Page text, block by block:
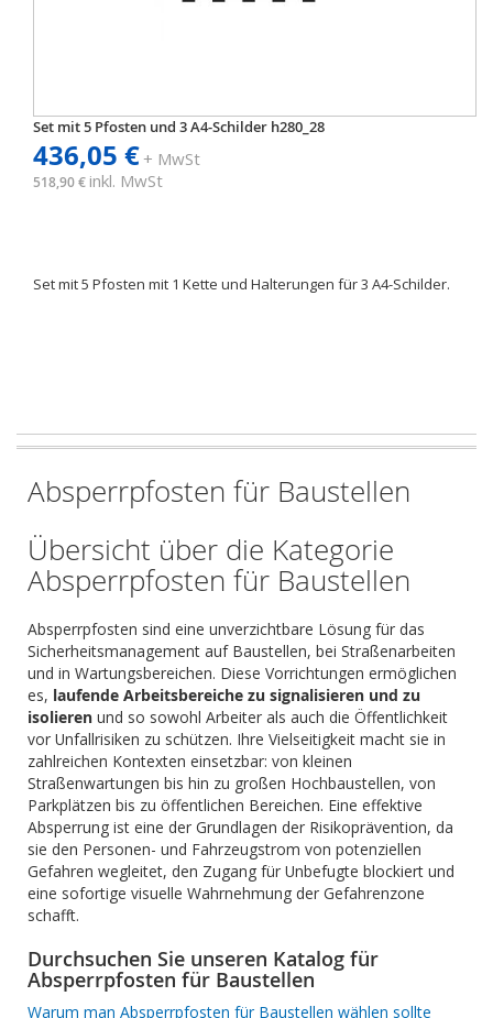
Set mit 5 Pfosten und 3 A4-Schilder h280_28
436,05 €+ MwSt
518,90 € inkl. MwSt
Set mit 5 Pfosten mit 1 Kette und Halterungen für 3 A4-Schilder.
Absperrpfosten für Baustellen
Übersicht über die Kategorie
Absperrpfosten für Baustellen
Absperrpfosten sind eine unverzichtbare Lösung für das
Sicherheitsmanagement auf Baustellen, bei Straßenarbeiten
und in Wartungsbereichen. Diese Vorrichtungen ermöglichen
es, laufende Arbeitsbereiche zu signalisieren und zu
isolieren und so sowohl Arbeiter als auch die Öffentlichkeit
vor Unfallrisiken zu schützen. Ihre Vielseitigkeit macht sie in
zahlreichen Kontexten einsetzbar: von kleinen
Straßenwartungen bis hin zu großen Hochbaustellen, von
Parkplätzen bis zu öffentlichen Bereichen. Eine effektive
Absperrung ist eine der Grundlagen der Risikoprävention, da
sie den Personen- und Fahrzeugstrom von potenziellen
Gefahren wegleitet, den Zugang für Unbefugte blockiert und
eine sofortige visuelle Wahrnehmung der Gefahrenzone
schafft.
Durchsuchen Sie unseren Katalog für
Absperrpfosten für Baustellen
Warum man Absperrpfosten für Baustellen wählen sollte